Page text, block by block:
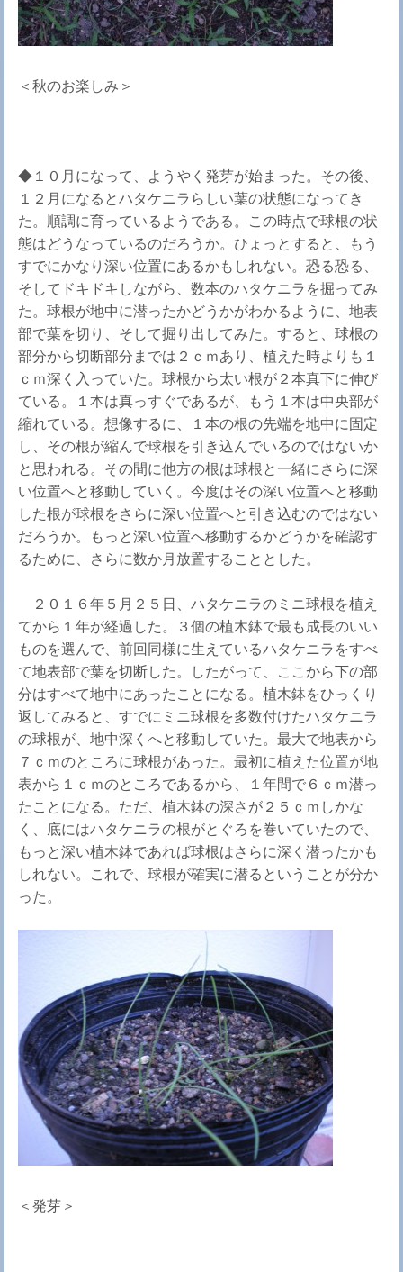
＜秋のお楽しみ＞
◆１０月になって、ようやく発芽が始まった。その後、
１２月になるとハタケニラらしい葉の状態になってき
た。順調に育っているようである。この時点で球根の状
態はどうなっているのだろうか。ひょっとすると、もう
すでにかなり深い位置にあるかもしれない。恐る恐る、
そしてドキドキしながら、数本のハタケニラを掘ってみ
た。球根が地中に潜ったかどうかがわかるように、地表
部で葉を切り、そして掘り出してみた。すると、球根の
部分から切断部分までは２ｃｍあり、植えた時よりも１
ｃｍ深く入っていた。球根から太い根が２本真下に伸び
ている。１本は真っすぐであるが、もう１本は中央部が
縮れている。想像するに、１本の根の先端を地中に固定
し、その根が縮んで球根を引き込んでいるのではないか
と思われる。その間に他方の根は球根と一緒にさらに深
い位置へと移動していく。今度はその深い位置へと移動
した根が球根をさらに深い位置へと引き込むのではない
だろうか。もっと深い位置へ移動するかどうかを確認す
るために、さらに数か月放置することとした。
２０１６年５月２５日、ハタケニラのミニ球根を植え
てから１年が経過した。３個の植木鉢で最も成長のいい
ものを選んで、前回同様に生えているハタケニラをすべ
て地表部で葉を切断した。したがって、ここから下の部
分はすべて地中にあったことになる。植木鉢をひっくり
返してみると、すでにミニ球根を多数付けたハタケニラ
の球根が、地中深くへと移動していた。最大で地表から
７ｃｍのところに球根があった。最初に植えた位置が地
表から１ｃｍのところであるから、１年間で６ｃｍ潜っ
たことになる。ただ、植木鉢の深さが２５ｃｍしかな
く、底にはハタケニラの根がとぐろを巻いていたので、
もっと深い植木鉢であれば球根はさらに深く潜ったかも
しれない。これで、球根が確実に潜るということが分か
った。
＜発芽＞